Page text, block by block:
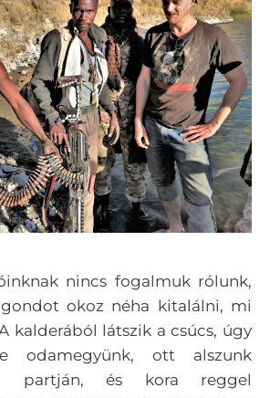
nincs fogalmuk rólunk,
okoz néha kitalálni, mi
kalderából látszik a csúcs, úgy
odamegyünk, ott alszunk
partján, és kora reggel